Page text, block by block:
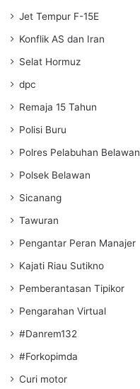
Jet Tempur F-15E
Konflik AS dan Iran
Selat Hormuz
dpc
Remaja 15 Tahun
Polisi Buru
Polres Pelabuhan Belawan
Polsek Belawan
Sicanang
Tawuran
Pengantar Peran Manajer
Kajati Riau Sutikno
Pemberantasan Tipikor
Pengarahan Virtual
#Danrem132
#Forkopimda
Curi motor